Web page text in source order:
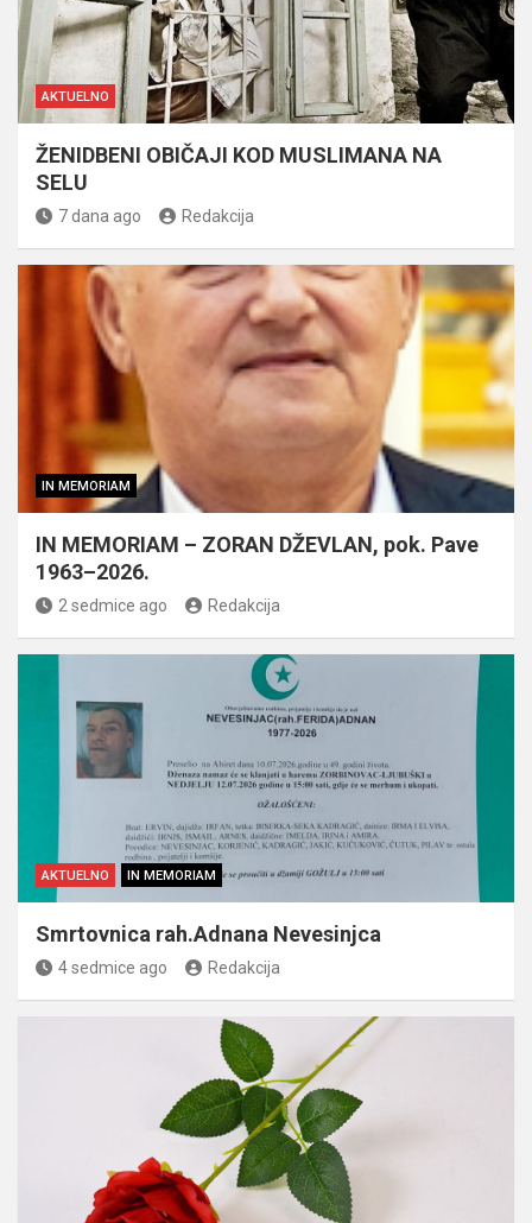
AKTUELNO
ŽENIDBENI OBIČAJI KOD MUSLIMANA NA
SELU
7 dana ago Redakcija
IN MEMORIAM
IN MEMORIAM – ZORAN DŽEVLAN, pok. Pave
1963–2026.
2 sedmice ago Redakcija
AKTUELNO IN MEMORIAM
Smrtovnica rah.Adnana Nevesinjca
4 sedmice ago Redakcija